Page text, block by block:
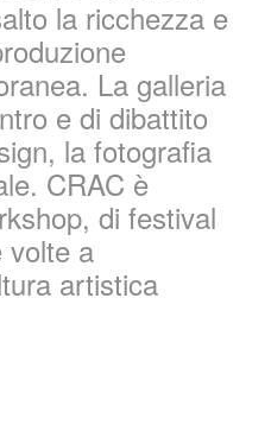
la ricchezza e
La galleria
e di dibattito
la fotografia
CRAC è
di festival
volte a
artistica